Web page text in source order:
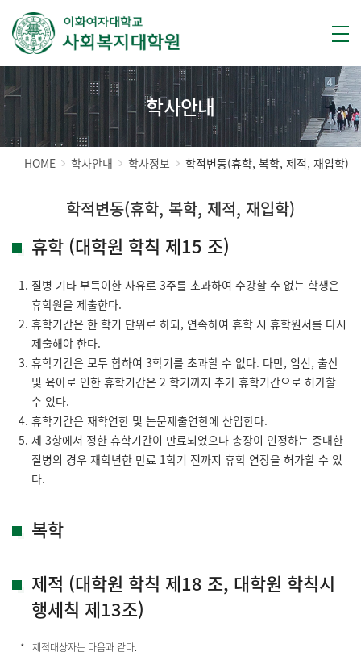
학사안내
HOME 학사안내 학사정보 학적변동(휴학, 복학, 제적, 재입학)
학적변동(휴학, 복학, 제적, 재입학)
휴학 (대학원 학칙 제15 조)
질병 기타 부득이한 사유로 3주를 초과하여 수강할 수 없는 학생은
휴학원을 제출한다.
휴학기간은 한 학기 단위로 하되, 연속하여 휴학 시 휴학원서를 다시
제출해야 한다.
휴학기간은 모두 합하여 3학기를 초과할 수 없다. 다만, 임신, 출산
및 육아로 인한 휴학기간은 2 학기까지 추가 휴학기간으로 허가할
수 있다.
휴학기간은 재학연한 및 논문제출연한에 산입한다.
제 3항에서 정한 휴학기간이 만료되었으나 총장이 인정하는 중대한
질병의 경우 재학년한 만료 1학기 전까지 휴학 연장을 허가할 수 있
다.
복학
제적 (대학원 학칙 제18 조, 대학원 학칙시
행세칙 제13조)
제적대상자는 다음과 같다.